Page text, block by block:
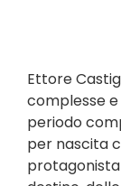
Ettore
complesse
periodo
per nascita